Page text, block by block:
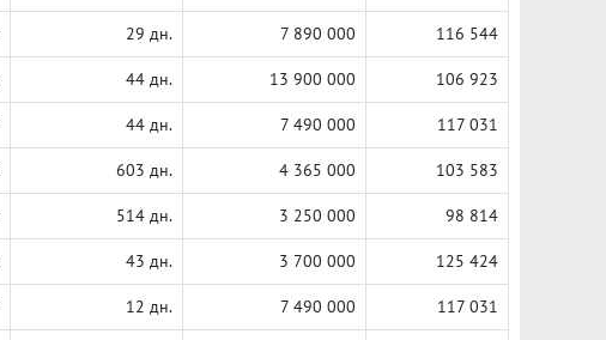
29 дн. 7 890 000 116 544
44 дн. 13 900 000 106 923
44 дн. 7 490 000 117 031
603 дн. 4 365 000 103 583
514 дн. 3 250 000 98 814
43 дн. 3 700 000 125 424
12 дн. 7 490 000 117 031